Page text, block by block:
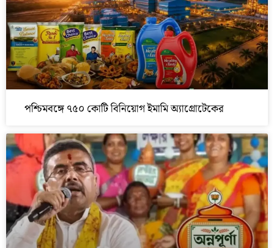
পশ্চিমবঙ্গে ৭৫০ কোটি বিনিয়োগ ইমামি অ্যাগ্রোটেকের